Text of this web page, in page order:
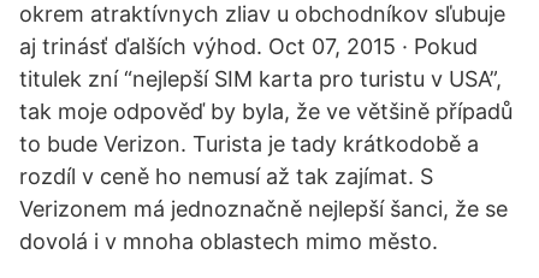
okrem atraktívnych zliav u obchodníkov sľubuje
aj trinásť ďalších výhod. Oct 07, 2015 · Pokud
titulek zní­ “nejlepší­ SIM karta pro turistu v USA”,
tak moje odpověď by byla, že ve většině pří­padů
to bude Verizon. Turista je tady krátkodobě a
rozdí­l v ceně ho nemusí­ až tak zají­mat. S
Verizonem má jednoznačně nejlepší­ šanci, že se
dovolá i v mnoha oblastech mimo město.